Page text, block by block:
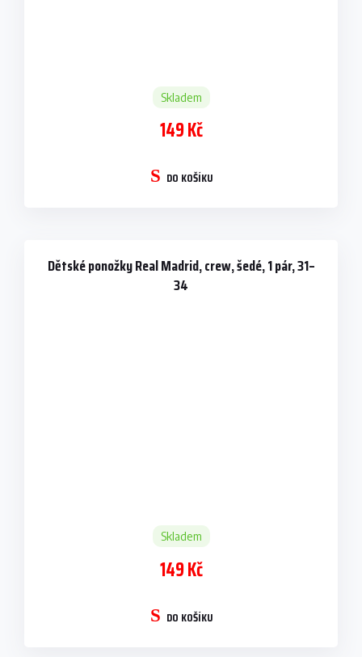
Skladem
149 Kč
DO KOŠÍKU
Dětské ponožky Real Madrid, crew, šedé, 1 pár, 31–
34
Skladem
149 Kč
DO KOŠÍKU